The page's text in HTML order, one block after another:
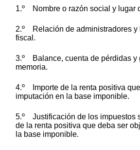
1.º Nombre o razón social y lugar
2.º Relación de administradores y
fiscal.
3.º Balance, cuenta de pérdidas y
memoria.
4.º Importe de la renta positiva
imputación en la base imponible.
5.º Justificación de los impuestos
de la renta positiva que deba ser
la base imponible.